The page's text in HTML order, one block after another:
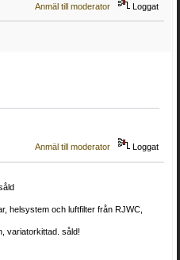
Anmäl till moderator Loggat
Anmäl till moderator Loggat
helsystem och luftfilter från RJWC,
variatorkittad. såld!